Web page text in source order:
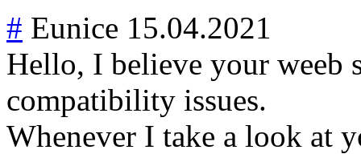
# Eunice 15.04.2021
Hello, I believe your weeb
compatibility issues.
Whenever I take a look at